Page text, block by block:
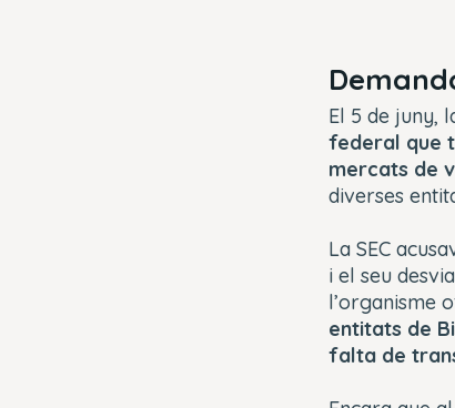
El 5 de juny,
federal que
mercats de
diverses
La SEC
i el seu
l’organisme
entitats de
falta de